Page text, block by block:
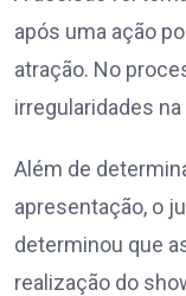
após uma ação
atração. No
irregularidades
Além de
apresentação, o
determinou que
realização do